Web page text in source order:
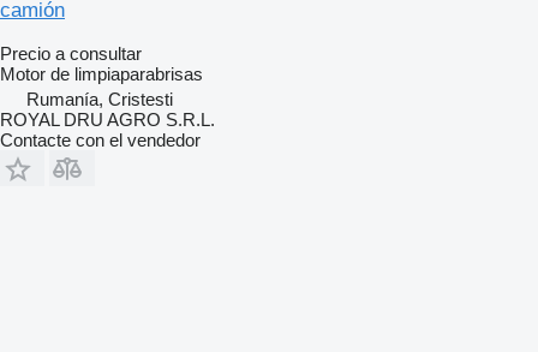
camión
Precio a consultar
Motor de limpiaparabrisas
Rumanía, Cristesti
ROYAL DRU AGRO S.R.L.
Contacte con el vendedor